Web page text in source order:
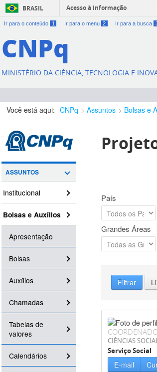
BRASIL Acesso à informação
Ir para o conteúdo 1 Ir para o menu 2 Ir para a busca
CNPq
MINISTÉRIO DA CIÊNCIA, TECNOLOGIA E
Você está aqui: CNPq Assuntos Bolsas e
ASSUNTOS
Institucional
Bolsas e Auxílios
Apresentação
Bolsas
Auxílios
Chamadas
Tabelas de
valores
Calendários
País
Grandes Áreas
Filtrar
CIÊNCIAS
Serviço Social
E-mail